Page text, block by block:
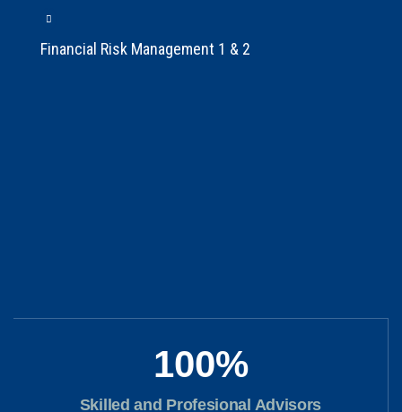
Financial Risk Management 1 & 2
100%
Skilled and Profesional Advisors